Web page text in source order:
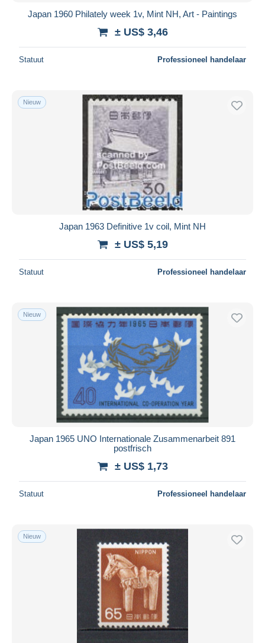
Japan 1960 Philately week 1v, Mint NH, Art - Paintings
± US$ 3,46
Statuut Professioneel handelaar
Nieuw
Japan 1963 Definitive 1v coil, Mint NH
± US$ 5,19
Statuut Professioneel handelaar
Nieuw
Japan 1965 UNO Internationale Zusammenarbeit 891
postfrisch
± US$ 1,73
Statuut Professioneel handelaar
Nieuw